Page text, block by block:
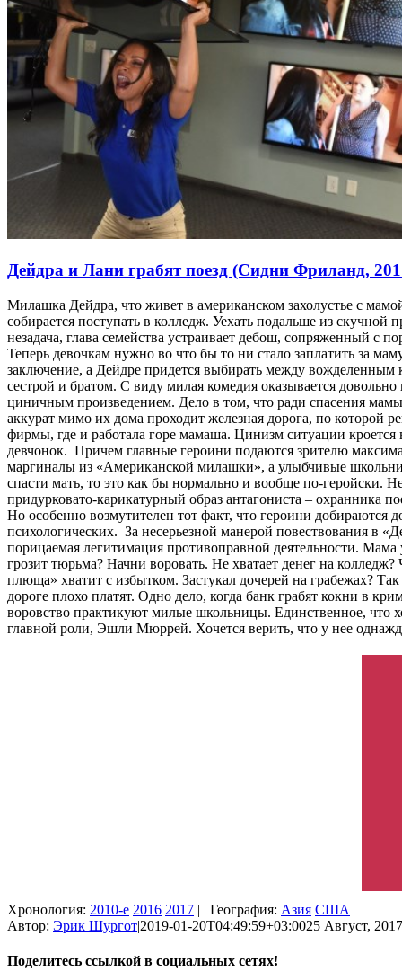
Дейдра и Лани грабят поезд (Сидни Фриланд,
Милашка Дейдра, что живет в американском захолустье с
собирается поступать в колледж. Уехать подальше из
незадача, глава семейства устраивает дебош, сопряженный с
Теперь девочкам нужно во что бы то ни стало заплатить за
заключение, а Дейдре придется выбирать между
сестрой и братом. С виду милая комедия оказывается
циничным произведением. Дело в том, что ради спасения
аккурат мимо их дома проходит железная дорога, по которой
фирмы, где и работала горе мамаша. Цинизм ситуации кроется
девчонок. Причем главные героини подаются зрителю
маргиналы из «Американской милашки», а улыбчивые
спасти мать, то это как бы нормально и вообще по-геройски.
придурковато-карикатурный образ антагониста – охранника
Но особенно возмутителен тот факт, что героини добираются
психологических. За несерьезной манерой повествования в
порицаемая легитимация противоправной деятельности.
грозит тюрьма? Начни воровать. Не хватает денег на
плюща» хватит с избытком. Застукал дочерей на грабежах?
дороге плохо платят. Одно дело, когда банк грабят кокни в
воровство практикуют милые школьницы. Единственное, что
главной роли, Эшли Мюррей. Хочется верить, что у нее
Хронология: 2010-е 2016 2017 | | География: Азия США
Автор: Эрик Шургот|2019-01-20T04:49:59+03:0025 Август,
Поделитесь ссылкой в социальных сетях!